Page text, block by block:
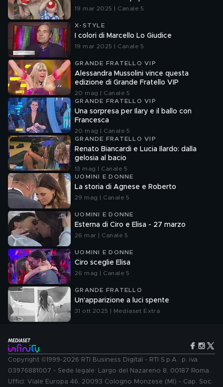
19 mar 2025 | Canale 5
X-STYLE
I colori di Marcello Lo Giudice
19 mar 2025 | Canale 5
GRANDE FRATELLO VIP
Alessandra Mussolini vince questa
edizione di Grande Fratello VIP
20 mag | Canale 5
GRANDE FRATELLO VIP
Una sorpresa per Ilary e il ballo con
Francesca
20 mag | Canale 5
GRANDE FRATELLO VIP
Renato Biancardi e Lucia Ilardo: dalla
gelosia al bacio
13 mag | Canale 5
UOMINI E DONNE
La storia di Agnese e Roberto
29 mag | Canale 5
UOMINI E DONNE
Esterna di Ciro e Elisa - 27 marzo
26 mar | Canale 5
UOMINI E DONNE
Ciro sceglie Elisa
26 mag | Canale 5
GRANDE FRATELLO
Un'apparizione a luci spente
31 ott 2025 | Mediaset Extra
Copyright ©1999-2026 RTI Business Digital - RTI S.p.A.: p. iva
03976881007 - Sede legale: Largo del Nazareno 8, 00187 Roma.
Uffici: Viale Europa 46, 20093 Cologno Monzese (MI) - Cap. Soc.